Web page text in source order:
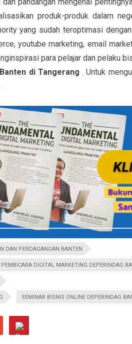
produk-produk dalam
yang sudah teroptimasi
youtube marketing, email
para pelajar dan pelaku
di Tangerang. Untuk
DAN PERDAGANGAN BANTEN
PEMBICARA DIGITAL MARKETING DEPERINDAG
SEMINAR BISNIS ONLINE DEPERINDAG